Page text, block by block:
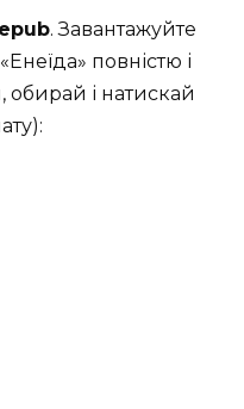
. Завантажуйте
повністю і
і натискай